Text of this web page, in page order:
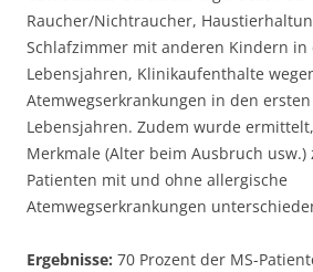
Raucher/Nichtraucher,
Schlafzimmer mit anderen Kindern
Lebensjahren, Klinikaufenthalte
Atemwegserkrankungen in den
Lebensjahren. Zudem wurde
Merkmale (Alter beim Ausbruch usw.)
Patienten mit und ohne allergische
Atemwegserkrankungen
Ergebnisse: 70 Prozent der MS-